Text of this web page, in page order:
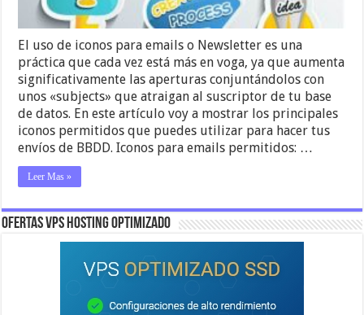
El uso de iconos para emails o Newsletter es una
práctica que cada vez está más en voga, ya que aumenta
significativamente las aperturas conjuntándolos con
unos «subjects» que atraigan al suscriptor de tu base
de datos. En este artículo voy a mostrar los principales
iconos permitidos que puedes utilizar para hacer tus
envíos de BBDD. Iconos para emails permitidos: …
Leer Mas »
OFERTAS VPS HOSTING OPTIMIZADO